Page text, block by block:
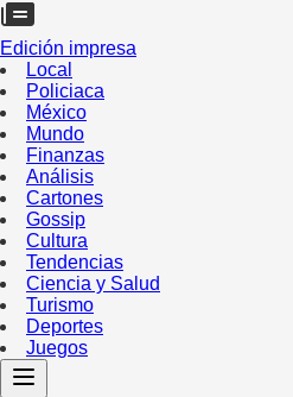
Edición impresa
Local
Policiaca
México
Mundo
Finanzas
Análisis
Cartones
Gossip
Cultura
Tendencias
Ciencia y Salud
Turismo
Deportes
Juegos